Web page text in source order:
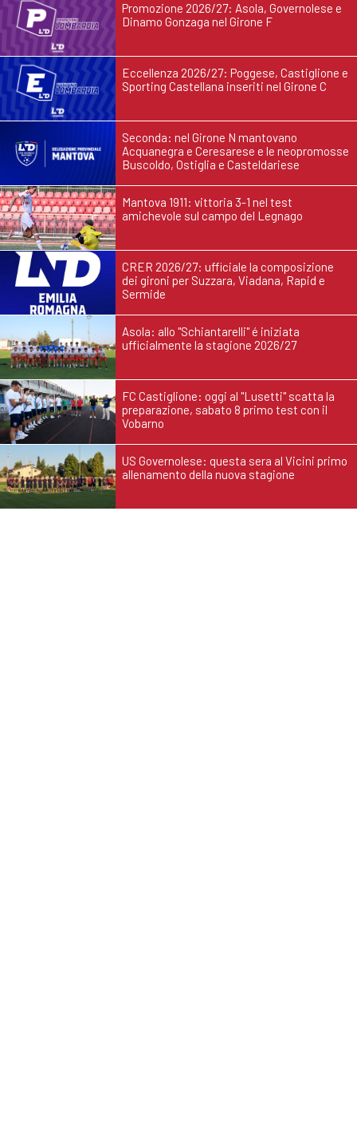
Promozione 2026/27: Asola, Governolese e
Dinamo Gonzaga nel Girone F
Eccellenza 2026/27: Poggese, Castiglione e
Sporting Castellana inseriti nel Girone C
Seconda: nel Girone N mantovano
Acquanegra e Ceresarese e le neopromosse
Buscoldo, Ostiglia e Casteldariese
Mantova 1911: vittoria 3-1 nel test
amichevole sul campo del Legnago
CRER 2026/27: ufficiale la composizione
dei gironi per Suzzara, Viadana, Rapid e
Sermide
Asola: allo "Schiantarelli" é iniziata
ufficialmente la stagione 2026/27
FC Castiglione: oggi al "Lusetti" scatta la
preparazione, sabato 8 primo test con il
Vobarno
US Governolese: questa sera al Vicini primo
allenamento della nuova stagione